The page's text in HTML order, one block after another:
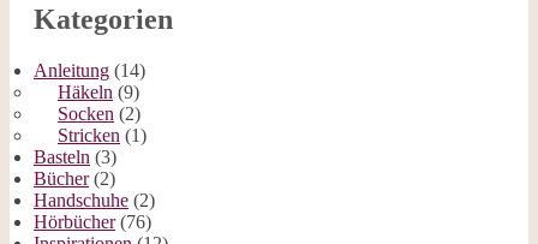
Kategorien
Anleitung (14)
Häkeln (9)
Socken (2)
Stricken (1)
Basteln (3)
Bücher(2)
Handschuhe (2)
Hörbücher(76)